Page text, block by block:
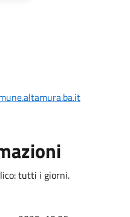
tutti i giorni.